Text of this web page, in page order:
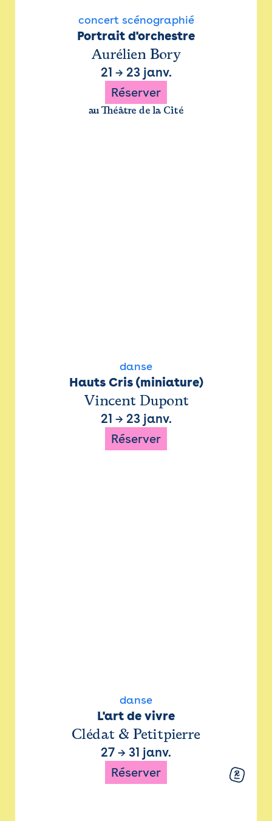
concert scénographié
Portrait d'orchestre
Aurélien Bory
21 → 23 janv.
Réserver
au Théâtre de la Cité
danse
Hauts Cris (miniature)
Vincent Dupont
21 → 23 janv.
Réserver
danse
L'art de vivre
Clédat & Petitpierre
27 → 31 janv.
Réserver